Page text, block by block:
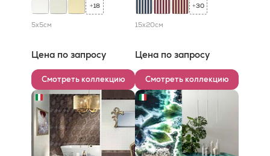
+18
5x5см
Цена по запросу
Смотреть коллекцию
+30
15x20см
Цена по запросу
Смотреть коллекцию